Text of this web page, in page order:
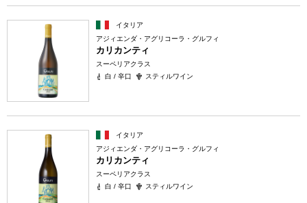
イタリア
アジィエンダ・アグリコーラ・グルフィ
カリカンティ
スーペリアクラス
白 / 辛口
スティルワイン
イタリア
アジィエンダ・アグリコーラ・グルフィ
カリカンティ
スーペリアクラス
白 / 辛口
スティルワイン